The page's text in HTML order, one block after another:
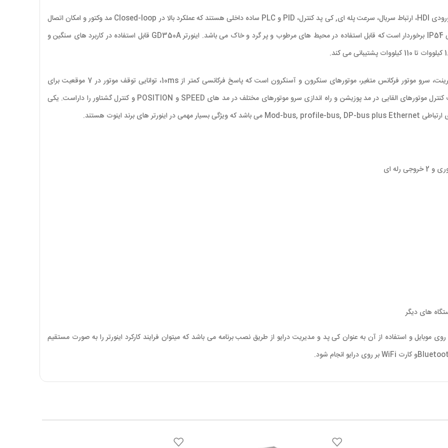
دارای منابع رفرنس فرکانس، ورودی آنالوگ، ورودی HDI، ارتباط سریال، سرعت پله ای, کی پد کنترل، PID و PLC ساده داخلی هستند که عملکرد بالا در Closed-loop مد وکتور و امکان اتصال
انکودر به صورت built-in را دارد. اینورتر INVT GD350A از درجه حفاظتی IP54 برخوردار است که قابل استفاده در محیط های مرطوب و پر گرد و خاک می باشد. اینورتر GD350A قابل استفاده در کاربرد های سنگین و
اینورتر INVT GD-350 سازگار با انواع موتورها اعم از اسپیندل، اسپیندل اورینت، سرو موتور فرکانس متغیر، موتورهای سنکرون و آسنکرون است که پاسخ فرکانسی کمتر از 10ms، توانایی توقف موتور در 7 موقعیت برای
اسپیندل های اورینت و سری اینورتر های حلقه بسته کنترل برداری با قابلیت کنترل موتورهای القایی در مد پوزیشن و راه اندازی سرو موتورهای مختلف در مد های SPEED و POSITION و کنترل گشتاور را داراست. یکی
روی موبایل و استفاده از آن به عنوان کی پد و مدیریت درایو از طریق نصب برنامه می باشد که میتوان فرایند کارکرد اینورتر را به صورت مستقیم
و کارت WiFiبر روی درایو انجام شود.